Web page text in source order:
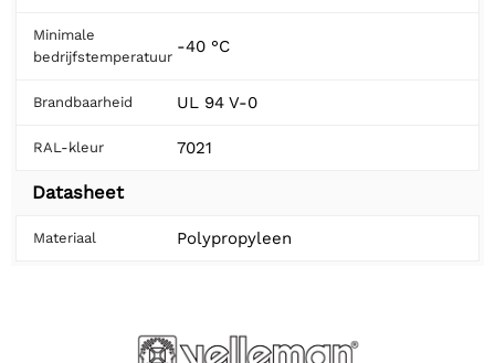
Minimale
bedrijfstemperatuur
-40 °C
Brandbaarheid UL 94 V-0
RAL-kleur 7021
Datasheet
Materiaal Polypropyleen